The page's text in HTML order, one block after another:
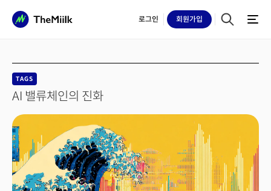
로그인 회원가입
TAGS
AI 밸류체인의 진화